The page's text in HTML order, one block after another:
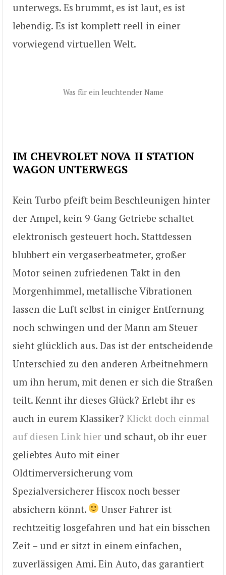
unterwegs. Es brummt, es ist laut, es ist
lebendig. Es ist komplett reell in einer
vorwiegend virtuellen Welt.
Was für ein leuchtender Name
IM CHEVROLET NOVA II STATION
WAGON UNTERWEGS
Kein Turbo pfeift beim Beschleunigen hinter
der Ampel, kein 9-Gang Getriebe schaltet
elektronisch gesteuert hoch. Stattdessen
blubbert ein vergaserbeatmeter, großer
Motor seinen zufriedenen Takt in den
Morgenhimmel, metallische Vibrationen
lassen die Luft selbst in einiger Entfernung
noch schwingen und der Mann am Steuer
sieht glücklich aus. Das ist der entscheidende
Unterschied zu den anderen Arbeitnehmern
um ihn herum, mit denen er sich die Straßen
teilt. Kennt ihr dieses Glück? Erlebt ihr es
auch in eurem Klassiker? Klickt doch einmal
auf diesen Link hier und schaut, ob ihr euer
geliebtes Auto mit einer
Oldtimerversicherung vom
Spezialversicherer Hiscox noch besser
absichern könnt.
Unser Fahrer ist
rechtzeitig losgefahren und hat ein bisschen
Zeit – und er sitzt in einem einfachen,
zuverlässigen Ami. Ein Auto, das garantiert